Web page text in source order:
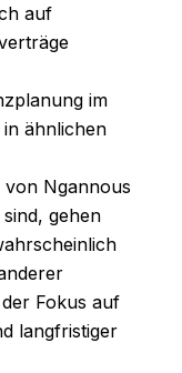
auf
im
ähnlichen
von Ngannous
gehen
Fokus auf
langfristiger